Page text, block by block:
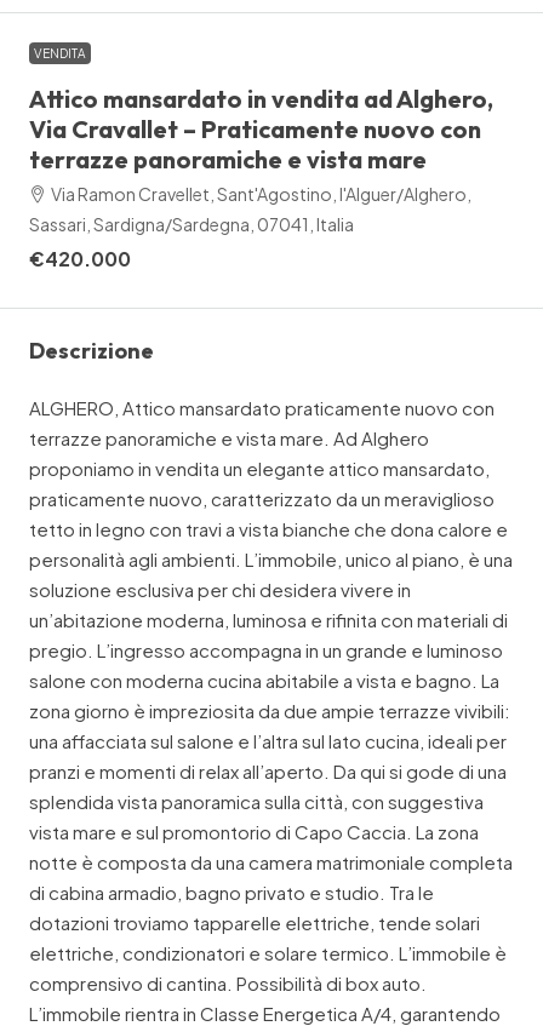
VENDITA
Attico mansardato in vendita ad Alghero,
Via Cravallet – Praticamente nuovo con
terrazze panoramiche e vista mare
Via Ramon Cravellet, Sant'Agostino, l'Alguer/Alghero,
Sassari, Sardigna/Sardegna, 07041, Italia
€420.000
Descrizione
ALGHERO, Attico mansardato praticamente nuovo con
terrazze panoramiche e vista mare. Ad Alghero
proponiamo in vendita un elegante attico mansardato,
praticamente nuovo, caratterizzato da un meraviglioso
tetto in legno con travi a vista bianche che dona calore e
personalità agli ambienti. L’immobile, unico al piano, è una
soluzione esclusiva per chi desidera vivere in
un’abitazione moderna, luminosa e rifinita con materiali di
pregio. L’ingresso accompagna in un grande e luminoso
salone con moderna cucina abitabile a vista e bagno. La
zona giorno è impreziosita da due ampie terrazze vivibili:
una affacciata sul salone e l’altra sul lato cucina, ideali per
pranzi e momenti di relax all’aperto. Da qui si gode di una
splendida vista panoramica sulla città, con suggestiva
vista mare e sul promontorio di Capo Caccia. La zona
notte è composta da una camera matrimoniale completa
di cabina armadio, bagno privato e studio. Tra le
dotazioni troviamo tapparelle elettriche, tende solari
elettriche, condizionatori e solare termico. L’immobile è
comprensivo di cantina. Possibilità di box auto.
L’immobile rientra in Classe Energetica A/4, garantendo